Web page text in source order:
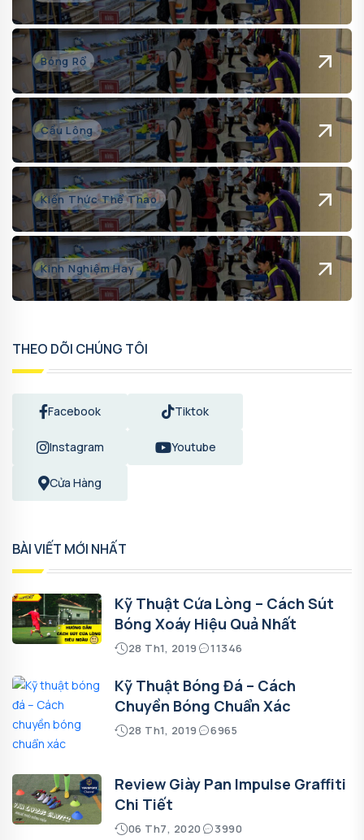
Bóng Rổ
Cầu Lông
Kiến Thức Thể Thao
Kinh Nghiệm Hay
THEO DÕI CHÚNG TÔI
Facebook Tiktok
Instagram Youtube
Cửa Hàng
BÀI VIẾT MỚI NHẤT
Kỹ Thuật Cứa Lòng – Cách Sút
Bóng Xoáy Hiệu Quả Nhất
28 Th1, 2019 11346
Kỹ Thuật Bóng Đá – Cách
Chuyền Bóng Chuẩn Xác
28 Th1, 2019 6965
Review Giày Pan Impulse Graffiti
Chi Tiết
06 Th7, 2020 3990